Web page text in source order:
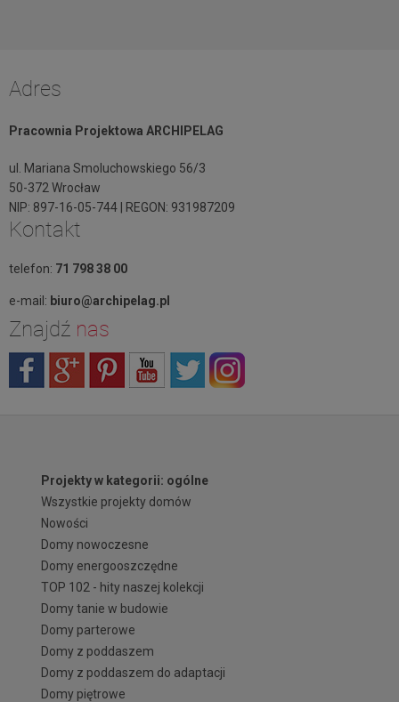
Adres
Pracownia Projektowa ARCHIPELAG
ul. Mariana Smoluchowskiego 56/3
50-372 Wrocław
NIP: 897-16-05-744 | REGON: 931987209
Kontakt
telefon: 71 798 38 00
e-mail: biuro@archipelag.pl
Znajdź nas
Projekty w kategorii: ogólne
Wszystkie projekty domów
Nowości
Domy nowoczesne
Domy energooszczędne
TOP 102 - hity naszej kolekcji
Domy tanie w budowie
Domy parterowe
Domy z poddaszem
Domy z poddaszem do adaptacji
Domy piętrowe